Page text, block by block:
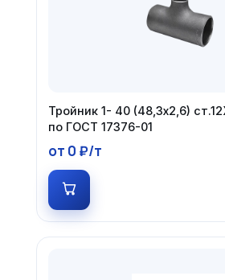
Тройник 1- 40 (48,3х2,6)
по ГОСТ 17376-01
от 0 ₽/т